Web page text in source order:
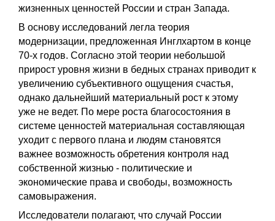
жизненных ценностей России и стран Запада.
В основу исследований легла теория
модернизации, предложенная Инглхартом в конце
70-х годов. Согласно этой теории небольшой
прирост уровня жизни в бедных странах приводит к
увеличению субъективного ощущения счастья,
однако дальнейший материальный рост к этому
уже не ведет. По мере роста благосостояния в
системе ценностей материальная составляющая
уходит с первого плана и людям становятся
важнее возможность обретения контроля над
собственной жизнью - политические и
экономические права и свободы, возможность
самовыражения.
Исследователи полагают, что случай России